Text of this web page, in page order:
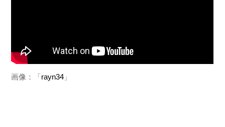
画像：「rayn34 」